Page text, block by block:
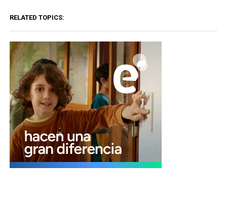
RELATED TOPICS: